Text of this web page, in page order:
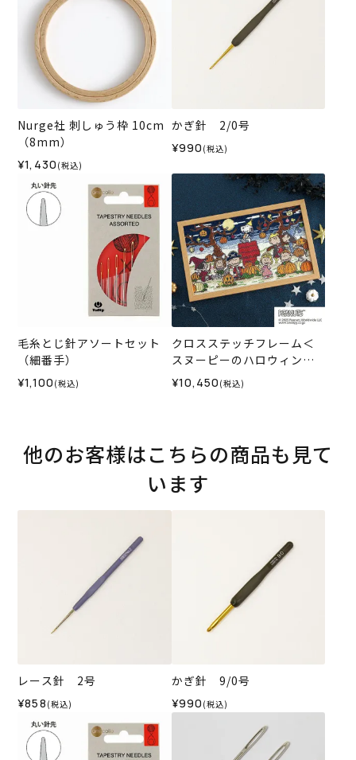
Nurge社 刺しゅう枠 10cm
（8mm）
¥1,430 (税込)
かぎ針 2/0号
¥990 (税込)
毛糸とじ針アソートセット
（細番手）
¥1,100 (税込)
クロスステッチフレーム＜
スヌーピーのハロウィンパ
ーティー＞
¥10,450 (税込)
他のお客様はこちらの商品も見て
います
レース針 2号
¥858 (税込)
かぎ針 9/0号
¥990 (税込)